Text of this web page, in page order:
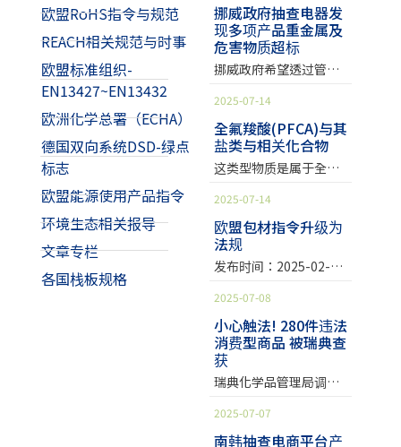
欧盟RoHS指令与规范
REACH相关规范与时事
欧盟标准组织-
EN13427~EN13432
欧洲化学总署（ECHA）
德国双向系统DSD-绿点
标志
欧盟能源使用产品指令
环境生态相关报导
文章专栏
各国栈板规格
挪威政府抽查电器发
现多项产品重金属及
危害物质超标
挪威政府希望透过管制
不同类型的产品中含有
影响国民健康及环境的
有害物质含量，每年将
随机针对流通在市场上
EU REACH 与 EU POPs
等法规的符合性稽查。
在今年的稽查结果中显
示… 挪威环境署 每年随
机稽查 挪威环境署每年
都会随机稽查出售给消
企业的产品，目的是防
止进口含有危害健康和
环境管制之物质的产
品。 此次稽查行动中，
调查了厨房用具与设备
2025-07-14
全氟羧酸(PFCA)与其
盐类与相关化合物
这类型物质是属于全氟
(Per/Polyfluorinated
alkylated substances,
PFAS)中的一大类，可
被做为界面活性剂，具
性，被应用在多种工业
用途中，然而这些物质
会对人体与环境造成危
害，故国际各市场主管
机关逐渐将其列入管
制。 全氟羧酸
(Perfluorocarboxylic
acid, PFCA)与其盐类与
2025-07-14
欧盟包材指令升级为
法规
发布时间：2025-02-05
年1月22日，欧盟正式
公告新的包材法规(EU)
2025/40 (PPWR)，生效
日为2月11日，适用日
为2026年8月12日，包
(PPWD)将于新法适用日
起逐步退场。 参考连
2025-07-08
小心触法! 280件违法
消费型商品 被瑞典查
获
瑞典化学品管理局调查
四分之三的商品含有
铅、镉等违禁物质。这
2025-07-07
南韩抽查电商平台产